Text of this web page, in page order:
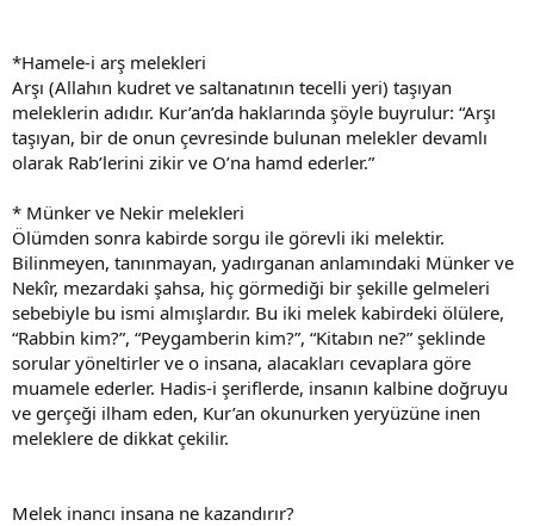
*Hamele-i arş melekleri
Arşı (Allahın kudret ve saltanatının tecelli yeri) taşıyan
meleklerin adıdır. Kur’an’da haklarında şöyle buyrulur: “Arşı
taşıyan, bir de onun çevresinde bulunan melekler devamlı
olarak Rab’lerini zikir ve O’na hamd ederler.”
* Münker ve Nekir melekleri
Ölümden sonra kabirde sorgu ile görevli iki melektir.
Bilinmeyen, tanınmayan, yadırganan anlamındaki Münker ve
Nekîr, mezardaki şahsa, hiç görmediği bir şekille gelmeleri
sebebiyle bu ismi almışlardır. Bu iki melek kabirdeki ölülere,
“Rabbin kim?”, “Peygamberin kim?”, “Kitabın ne?” şeklinde
sorular yöneltirler ve o insana, alacakları cevaplara göre
muamele ederler. Hadis-i şeriflerde, insanın kalbine doğruyu
ve gerçeği ilham eden, Kur’an okunurken yeryüzüne inen
meleklere de dikkat çekilir.
Melek inancı insana ne kazandırır?